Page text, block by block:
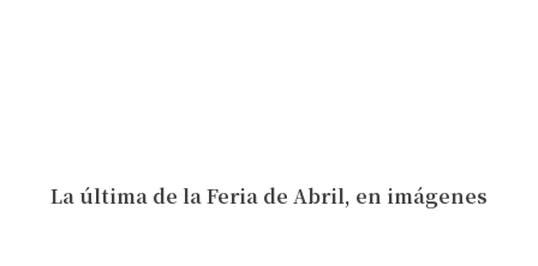
La última de la Feria de Abril, en imágenes